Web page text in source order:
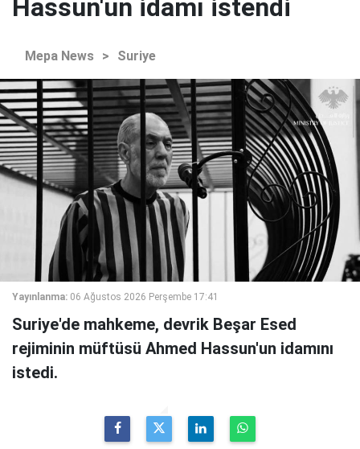
Hassun'un idamı istendi
Mepa News > Suriye
Yayınlanma: 06 Ağustos 2026 Perşembe 17:41
Suriye'de mahkeme, devrik Beşar Esed
rejiminin müftüsü Ahmed Hassun'un idamını
istedi.